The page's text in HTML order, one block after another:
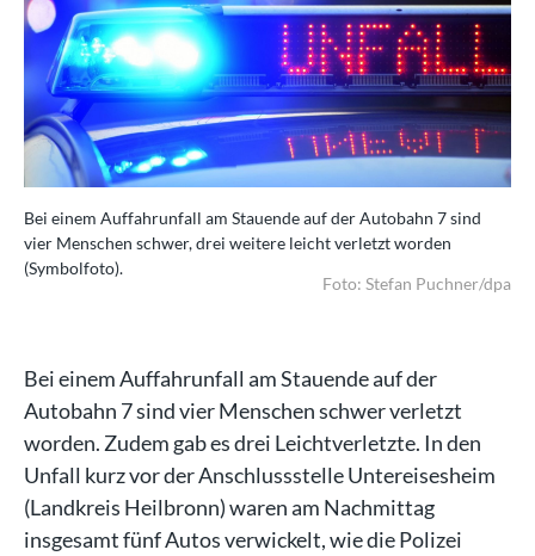
Bei einem Auffahrunfall am Stauende auf der Autobahn 7 sind
vier Menschen schwer, drei weitere leicht verletzt worden
(Symbolfoto).
Foto: Stefan Puchner/dpa
Bei einem Auffahrunfall am Stauende auf der
Autobahn 7 sind vier Menschen schwer verletzt
worden. Zudem gab es drei Leichtverletzte. In den
Unfall kurz vor der Anschlussstelle Untereisesheim
(Landkreis Heilbronn) waren am Nachmittag
insgesamt fünf Autos verwickelt, wie die Polizei